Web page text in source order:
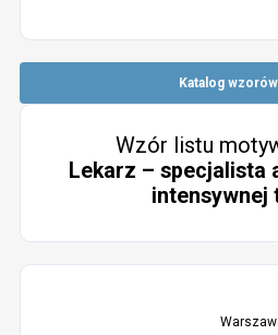
Katalog wzorów
Wzór listu
Lekarz – specjalista
intensywnej